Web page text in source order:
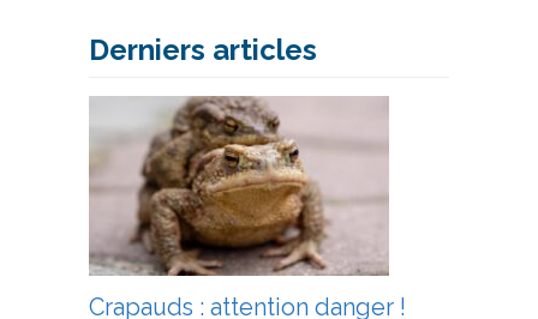
Derniers articles
Crapauds : attention danger !